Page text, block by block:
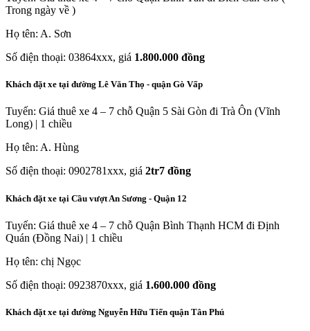
Trong ngày về )
Họ tên: A. Sơn
Số điện thoại: 03864xxx, giá 1.800.000 đồng
Khách đặt xe tại đường Lê Văn Thọ - quận Gò Vấp
Tuyến: Giá thuê xe 4 – 7 chỗ Quận 5 Sài Gòn đi Trà Ôn (Vĩnh
Long) | 1 chiều
Họ tên: A. Hùng
Số điện thoại: 0902781xxx, giá 2tr7 đồng
Khách đặt xe tại Cầu vượt An Sương - Quận 12
Tuyến: Giá thuê xe 4 – 7 chỗ Quận Bình Thạnh HCM đi Định
Quán (Đồng Nai) | 1 chiều
Họ tên: chị Ngọc
Số điện thoại: 0923870xxx, giá 1.600.000 đồng
Khách đặt xe tại đường Nguyễn Hữu Tiến quận Tân Phú